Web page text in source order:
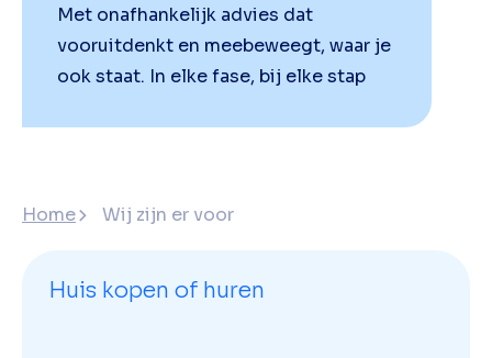
Met onafhankelijk advies dat
vooruitdenkt en meebeweegt, waar je
ook staat. In elke fase, bij elke stap
Home Wij zijn er voor
Huis kopen of huren